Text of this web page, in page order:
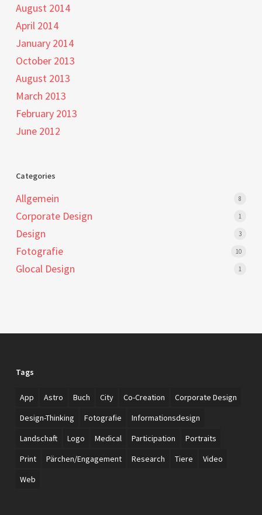
August 2014
April 2014
January 2014
October 2013
August 2013
March 2013
February 2013
June 2012
Categories
Allgemein 8
Corporate Design 1
Design 3
Fotografie 10
Glocal Design 1
Tags
App Astro Buch City Co-Creation
Corporate Design
Design-Thinking
Fotografie
Informationsdesign
Landschaft
Logo Medical Participation
Portraits
Print
Pärchen/Engagement Research Tiere
Video
Web